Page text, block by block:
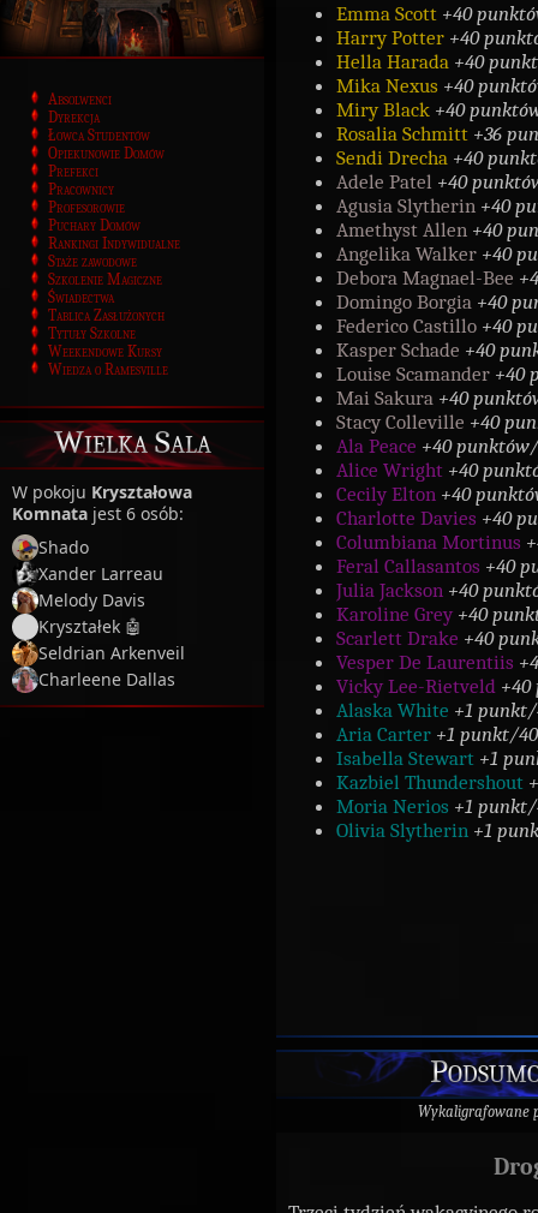
Absolwenci
Dyrekcja
Łowca Studentów
Opiekunowie Domów
Prefekci
Pracownicy
Profesorowie
Puchary Domów
Rankingi Indywidualne
Staże zawodowe
Szkolenie Magiczne
Świadectwa
Tablica Zasłużonych
Tytuły Szkolne
Weekendowe Kursy
Wiedza o Ramesville
Wielka Sala
W pokoju Kryształowa
Komnata jest 6 osób:
Shado
Xander Larreau
Melody Davis
Kryształek 🤖
Seldrian Arkenveil
Charleene Dallas
Emma Scott +40
Harry Potter +40
Hella Harada +40
Mika Nexus +40
Miry Black +40
Rosalia Schmitt +36
Sendi Drecha +40
Adele Patel +40
Agusia Slytherin +40
Amethyst Allen +40
Angelika Walker +40
Debora Magnael-Bee
Domingo Borgia +40
Federico Castillo +40
Kasper Schade +40
Louise Scamander +40
Mai Sakura +40
Stacy Colleville +40
Ala Peace +40
Alice Wright +40
Cecily Elton +40
Charlotte Davies +40
Columbiana Mortinus
Feral Callasantos +40
Julia Jackson +40
Karoline Grey +40
Scarlett Drake +40
Vesper De Laurentiis
Vicky Lee-Rietveld
Alaska White +1 punkt/
Aria Carter +1 punkt/
Isabella Stewart +1
Kazbiel Thundershout
Moria Nerios +1 punkt/
Olivia Slytherin +1
Wykaligrafowane